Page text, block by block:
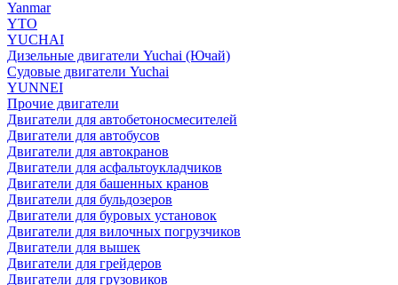
Yanmar
YTO
YUCHAI
Дизельные двигатели Yuchai (Ючай)
Судовые двигатели Yuchai
YUNNEI
Прочие двигатели
Двигатели для автобетоносмесителей
Двигатели для автобусов
Двигатели для автокранов
Двигатели для асфальтоукладчиков
Двигатели для башенных кранов
Двигатели для бульдозеров
Двигатели для буровых установок
Двигатели для вилочных погрузчиков
Двигатели для вышек
Двигатели для грейдеров
Двигатели для грузовиков